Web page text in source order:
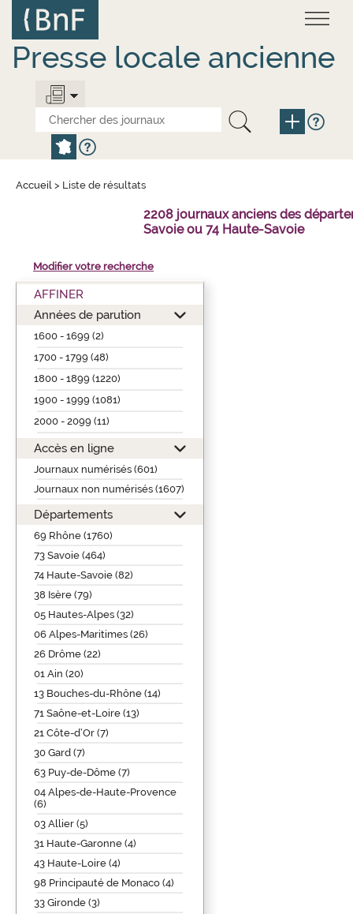
contenu
principal
Presse locale ancienne
Accueil > Liste de résultats
2208 journaux anciens des
Savoie ou 74 Haute-Savoie
Modifier votre recherche
AFFINER
Années de parution
1600 - 1699 (2)
1700 - 1799 (48)
1800 - 1899 (1220)
1900 - 1999 (1081)
2000 - 2099 (11)
Accès en ligne
Journaux numérisés (601)
Journaux non numérisés (1607)
Départements
69 Rhône (1760)
73 Savoie (464)
74 Haute-Savoie (82)
38 Isère (79)
05 Hautes-Alpes (32)
06 Alpes-Maritimes (26)
26 Drôme (22)
01 Ain (20)
13 Bouches-du-Rhône (14)
71 Saône-et-Loire (13)
21 Côte-d’Or (7)
30 Gard (7)
63 Puy-de-Dôme (7)
04 Alpes-de-Haute-Provence
(6)
03 Allier (5)
31 Haute-Garonne (4)
43 Haute-Loire (4)
98 Principauté de Monaco (4)
33 Gironde (3)
Panneau de gestion des cookies